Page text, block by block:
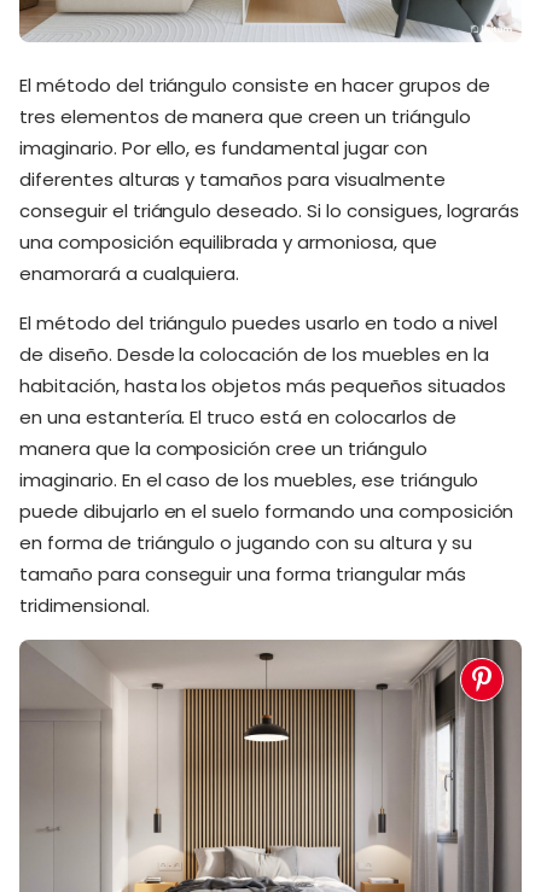
El método del triángulo consiste en hacer grupos de
tres elementos de manera que creen un triángulo
imaginario. Por ello, es fundamental jugar con
diferentes alturas y tamaños para visualmente
conseguir el triángulo deseado. Si lo consigues, lograrás
una composición equilibrada y armoniosa, que
enamorará a cualquiera.
El método del triángulo puedes usarlo en todo a nivel
de diseño. Desde la colocación de los muebles en la
habitación, hasta los objetos más pequeños situados
en una estantería. El truco está en colocarlos de
manera que la composición cree un triángulo
imaginario. En el caso de los muebles, ese triángulo
puede dibujarlo en el suelo formando una composición
en forma de triángulo o jugando con su altura y su
tamaño para conseguir una forma triangular más
tridimensional.